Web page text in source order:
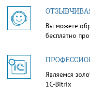
Вы можете
бесплатно
Являемся
1С-Bitrix